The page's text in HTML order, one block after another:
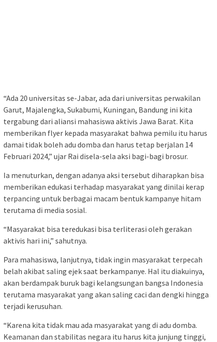
“Ada 20 universitas se-Jabar, ada dari universitas perwakilan
Garut, Majalengka, Sukabumi, Kuningan, Bandung ini kita
tergabung dari aliansi mahasiswa aktivis Jawa Barat. Kita
memberikan flyer kepada masyarakat bahwa pemilu itu harus
damai tidak boleh adu domba dan harus tetap berjalan 14
Februari 2024,” ujar Rai disela-sela aksi bagi-bagi brosur.
Ia menuturkan, dengan adanya aksi tersebut diharapkan bisa
memberikan edukasi terhadap masyarakat yang dinilai kerap
terpancing untuk berbagai macam bentuk kampanye hitam
terutama di media sosial.
“Masyarakat bisa teredukasi bisa terliterasi oleh gerakan
aktivis hari ini,” sahutnya.
Para mahasiswa, lanjutnya, tidak ingin masyarakat terpecah
belah akibat saling ejek saat berkampanye. Hal itu diakuinya,
akan berdampak buruk bagi kelangsungan bangsa Indonesia
terutama masyarakat yang akan saling caci dan dengki hingga
terjadi kerusuhan.
“Karena kita tidak mau ada masyarakat yang di adu domba.
Keamanan dan stabilitas negara itu harus kita junjung tinggi,